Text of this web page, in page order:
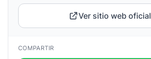
Ver sitio web oficial
COMPARTIR